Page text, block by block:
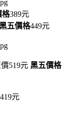
格389元
五價格449元
519元 黑五價格
419元